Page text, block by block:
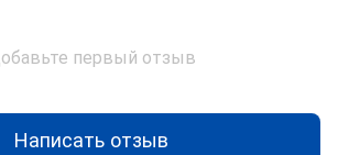
первый отзыв
Написать отзыв